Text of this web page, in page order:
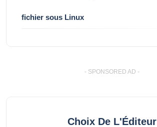
fichier sous Linux
- SPONSORED AD -
Choix De L'Éditeur